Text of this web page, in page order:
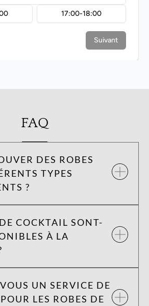
FAQ
DES ROBES
TYPES
?
COCKTAIL SONT-
À LA
UN SERVICE DE
LES ROBES DE